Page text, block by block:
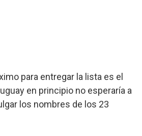
para entregar la lista es el
en principio no esperaría a
los nombres de los 23